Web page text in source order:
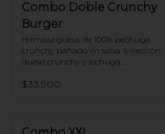
Combo Doble Crunchy
Burger
Hamburguesa de 100% pechuga
crunchy bañado en salsa a elección,
queso crunchy y lechuga,
$33.900